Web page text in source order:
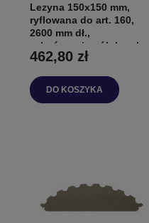
Lezyna 150x150 mm,
ryflowana do art. 160,
2600 mm dł.,
zakończenie półokrągłe
do szafki
462,80 zł
DO KOSZYKA